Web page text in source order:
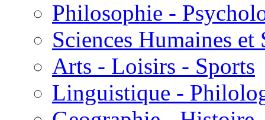
Philosophie -
Sciences Humaines et
Arts - Loisirs - Sports
Linguistique -